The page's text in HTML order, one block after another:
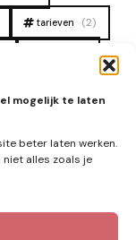
mogelijk te laten
beter laten werken.
alles zoals je
tarieven (2)